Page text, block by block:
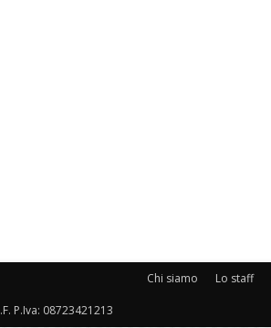
Chi siamo Lo staff
P.Iva: 08723421213